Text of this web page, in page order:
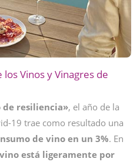
los Vinos y Vinagres de
de resiliencia», el año de la
19 trae como resultado una
de vino en un 3%. En
está ligeramente por